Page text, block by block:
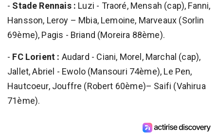
- Stade Rennais : Luzi - Traoré, Mensah (cap), Fanni,
Hansson, Leroy – Mbia, Lemoine, Marveaux (Sorlin
69ème), Pagis - Briand (Moreira 88ème).
- FC Lorient : Audard - Ciani, Morel, Marchal (cap),
Jallet, Abriel - Ewolo (Mansouri 74ème), Le Pen,
Hautcoeur, Jouffre (Robert 60ème)– Saifi (Vahirua
71ème).